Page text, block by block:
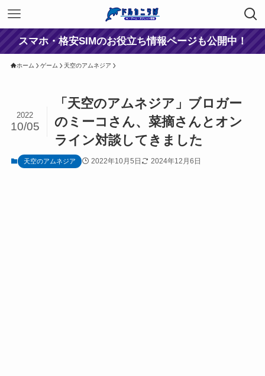
スマホ・格安SIMのお役立ち情報ページも公開中！
ホーム ゲーム 天空のアムネジア
「天空のアムネジア」ブロガー
のミーコさん、菜摘さんとオン
ライン対談してきました
2022
10/05
天空のアムネジア 2022年10月5日 2024年12月6日